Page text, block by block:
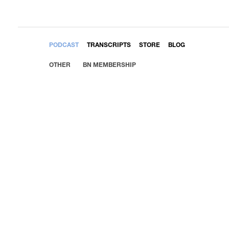
PODCAST TRANSCRIPTS STORE BLOG
OTHER BN MEMBERSHIP